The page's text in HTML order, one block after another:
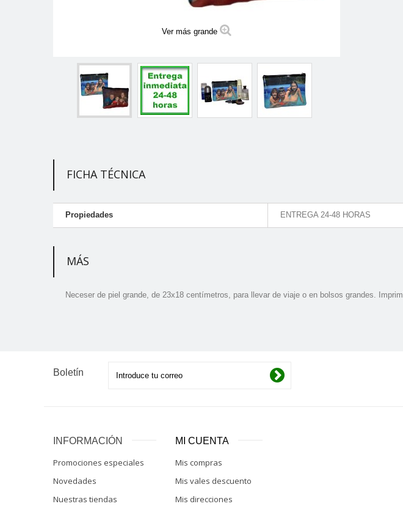
Ver más grande
FICHA TÉCNICA
Propiedades ENTREGA 24-48 HORAS
MÁS
Neceser de piel grande, de 23x18 centímetros, para llevar de viaje o en bolsos grandes.
Boletín
INFORMACIÓN
Promociones especiales
Novedades
Nuestras tiendas
MI CUENTA
Mis compras
Mis vales descuento
Mis direcciones